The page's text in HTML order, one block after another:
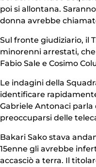
poi si allontana.
donna avrebbe
Sul fronte giudiziario, il
minorenni arrestati,
Fabio Sale e Cosimo
Le indagini della
identificare
Gabriele Antonaci parla
preoccuparsi delle
Bakari Sako stava
15enne gli avrebbe
accasciò a terra. Il